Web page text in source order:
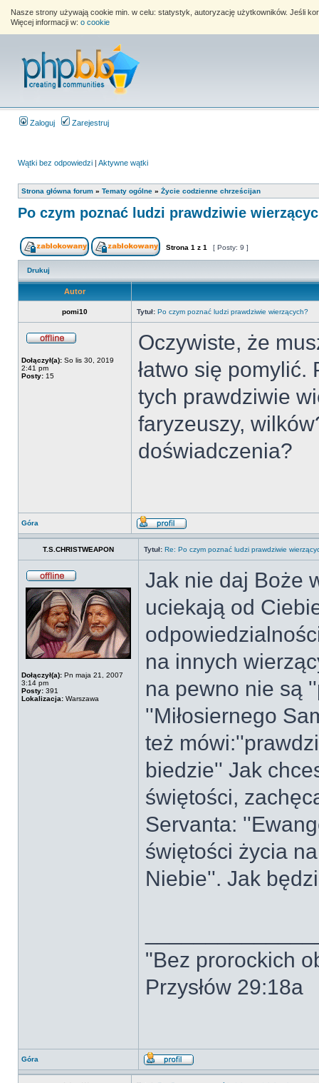
Nasze strony używają cookie min. w celu: statystyk, autoryzację użytkowników. Jeśli
Więcej informacji w: o cookie
Zaloguj Zarejestruj
Wątki bez odpowiedzi | Aktywne wątki
Strona główna forum » Tematy ogólne » Życie codzienne chrześcijan
Po czym poznać ludzi prawdziwie
Strona 1 z 1 [ Posty: 9 ]
Drukuj
Autor
pomi10 Tytuł: Po czym poznać ludzi prawdziwie wierzących?
Dołączył(a): So lis 30, 2019
2:41 pm
Posty: 15
Oczywiste, że
łatwo się
tych prawdziwie
faryzeuszy,
doświadczenia?
Góra
T.S.CHRISTWEAPON Tytuł: Re: Po czym poznać ludzi prawdziwie
Dołączył(a): Pn maja 21, 2007
3:14 pm
Posty: 391
Lokalizacja: Warszawa
Jak nie daj Boże
uciekają od
na innych
na pewno nie są
''Miłosiernego
też
biedzie'' Jak
świętości,
Servanta:
świętości życia
Niebie''. Jak
"Bez prorockich
Przysłów 29:18a
Góra